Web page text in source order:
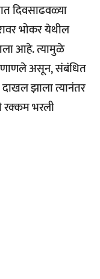
दिवसाढवळ्या
भोकर येथील
आहे. त्यामुळे
असून, संबंधित
झाला त्यानंतर
रक्कम भरली